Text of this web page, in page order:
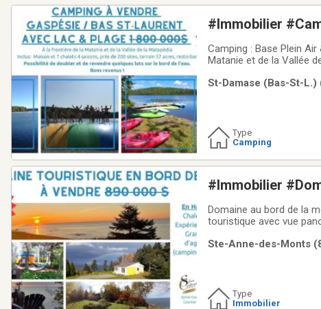
#Immobilier
#Motoneige
Camping : Base Plein
Matanie et de la Vallée
Damase.Bien situé dans
St-Damase (Bas-St-
Type
Camping
#Immobilier
#Glamping
Domaine au bord de la
touristique avec vue
et des yourtes pour
Ste-Anne-des-Monts
Type
Immobilier